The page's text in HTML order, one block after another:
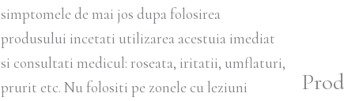
simptomele de mai jos dupa folosirea
produsului incetati utilizarea acestuia imediat
si consultati medicul: roseata, iritatii, umflaturi,
prurit etc. Nu folositi pe zonele cu leziuni